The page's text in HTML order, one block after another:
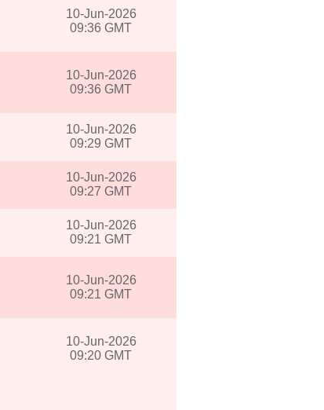
10-Jun-2026
09:36 GMT
10-Jun-2026
09:36 GMT
10-Jun-2026
09:29 GMT
10-Jun-2026
09:27 GMT
10-Jun-2026
09:21 GMT
10-Jun-2026
09:21 GMT
10-Jun-2026
09:20 GMT